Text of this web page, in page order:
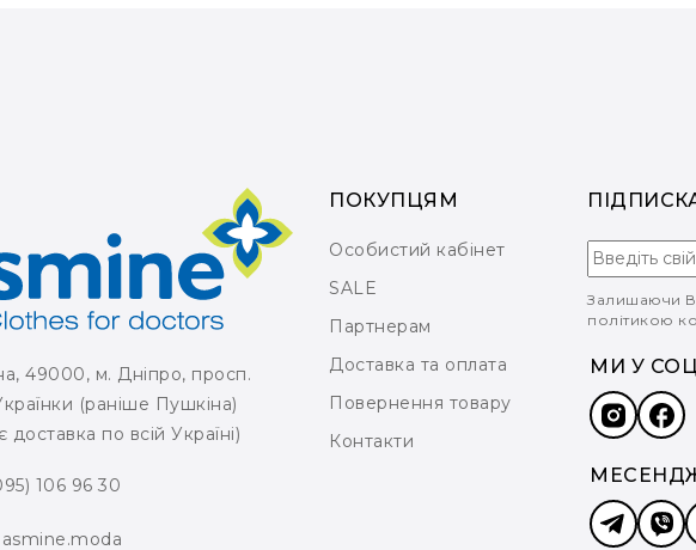
49000, м. Дніпро, просп.
(раніше Пушкіна)
доставка по всій Україні)
106 96 30
ПОКУПЦЯМ
Особистий кабінет
SALE
Партнерам
Доставка та оплата
Повернення товару
Контакти
Залишаючи
політикою
МИ У